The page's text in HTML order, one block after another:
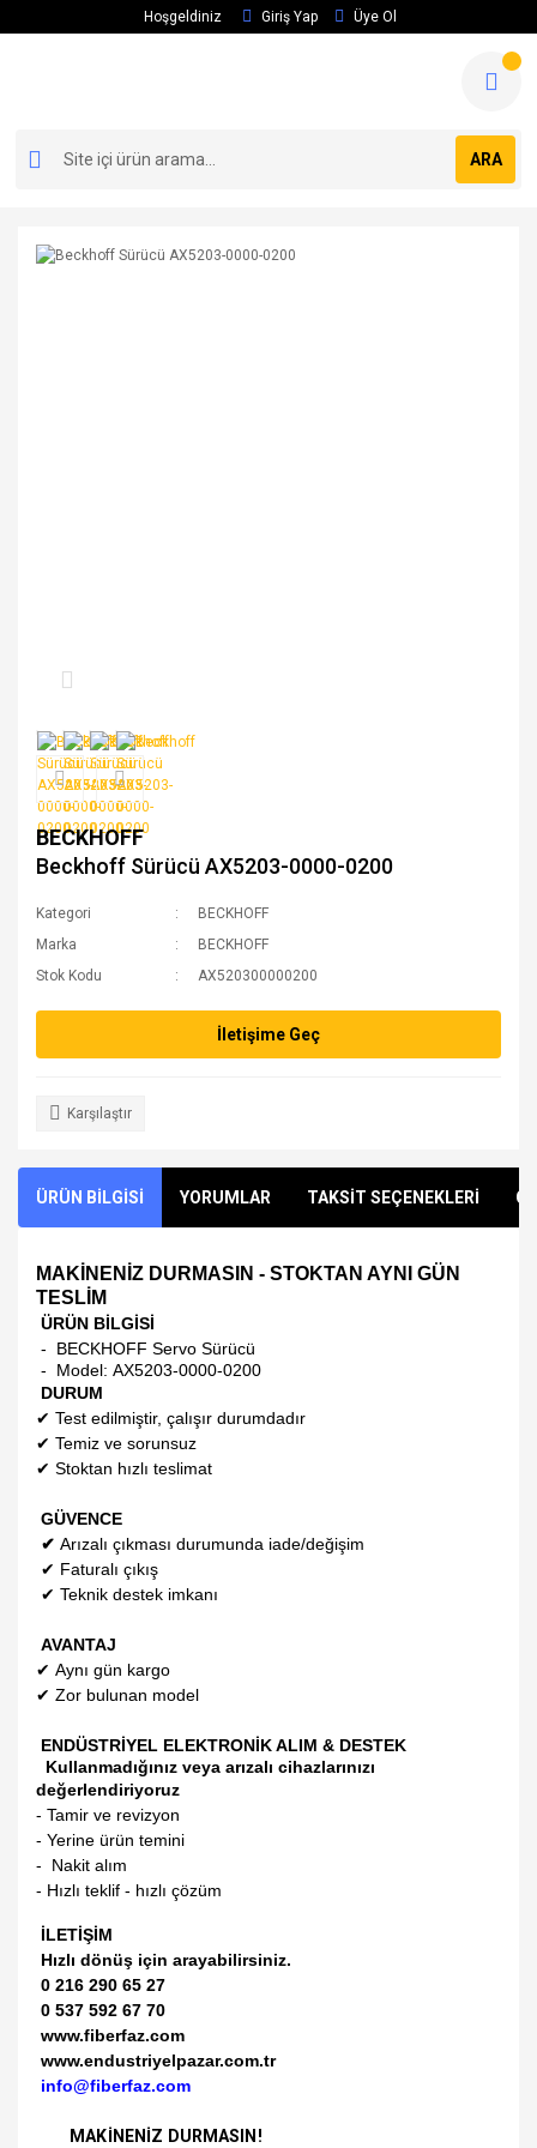
Hoşgeldiniz Giriş Yap Üye Ol
ARA
BECKHOFF
Beckhoff Sürücü AX5203-0000-0200
Kategori
BECKHOFF
Marka
BECKHOFF
Stok Kodu
AX520300000200
İletişime Geç
Karşılaştır
ÜRÜN BİLGİSİ YORUMLAR TAKSİT SEÇENEKLERİ
MAKİNENİZ DURMASIN - STOKTAN AYNI GÜN
TESLİM
ÜRÜN BİLGİSİ
- BECKHOFF Servo Sürücü
- Model: AX5203-0000-0200
DURUM
✔ Test edilmiştir, çalışır durumdadır
✔ Temiz ve sorunsuz
✔ Stoktan hızlı teslimat
GÜVENCE
✔ Arızalı çıkması durumunda iade/değişim
✔ Faturalı çıkış
✔ Teknik destek imkanı
AVANTAJ
✔ Aynı gün kargo
✔ Zor bulunan model
ENDÜSTRİYEL ELEKTRONİK ALIM & DESTEK
Kullanmadığınız veya arızalı cihazlarınızı
değerlendiriyoruz
- Tamir ve revizyon
- Yerine ürün temini
- Nakit alım
- Hızlı teklif - hızlı çözüm
İLETİŞİM
Hızlı dönüş için arayabilirsiniz.
0 216 290 65 27
0 537 592 67 70
www.fiberfaz.com
www.endustriyelpazar.com.tr
info@fiberfaz.com
MAKİNENİZ DURMASIN!